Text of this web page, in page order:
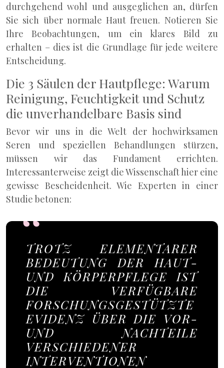
durchgehend wohl und ausgeglichen an, dürfen
Sie sich über normale Haut freuen. Notieren Sie
Ihre Beobachtungen, um ein klares Bild zu
erhalten – dies ist die Grundlage für jede weitere
Entscheidung.
Die 3 Säulen der Hautpflege: Warum
Reinigung, Feuchtigkeit und Schutz
die unverhandelbare Basis sind
Bevor wir uns in die Welt der hochwirksamen
Seren und speziellen Behandlungen stürzen,
müssen wir das Fundament errichten.
Interessanterweise zeigt die Wissenschaft hier eine
gewisse Bescheidenheit. Wie Experten in einer
Studie betonen:
TROTZ ELEMENTARER
BEDEUTUNG DER HAUT-
UND KÖRPERPFLEGE IST
DIE VERFÜGBARE
FORSCHUNGSGESTÜTZTE
EVIDENZ ÜBER DIE VOR-
UND NACHTEILE
VERSCHIEDENER
INTERVENTIONEN